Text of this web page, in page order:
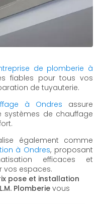
de plomberie à
fiables pour tous vos
de tuyauterie.
à Ondres assure
systèmes de chauffage
également comme
à Ondres, proposant
efficaces et
vos espaces.
pose et installation
Plomberievous